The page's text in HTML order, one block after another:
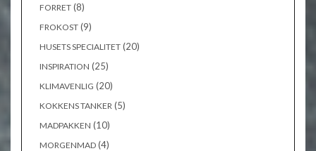
FORRET (8)
FROKOST (9)
HUSETS SPECIALITET (20)
INSPIRATION (25)
KLIMAVENLIG (20)
KOKKENS TANKER (5)
MADPAKKEN (10)
MORGENMAD (4)